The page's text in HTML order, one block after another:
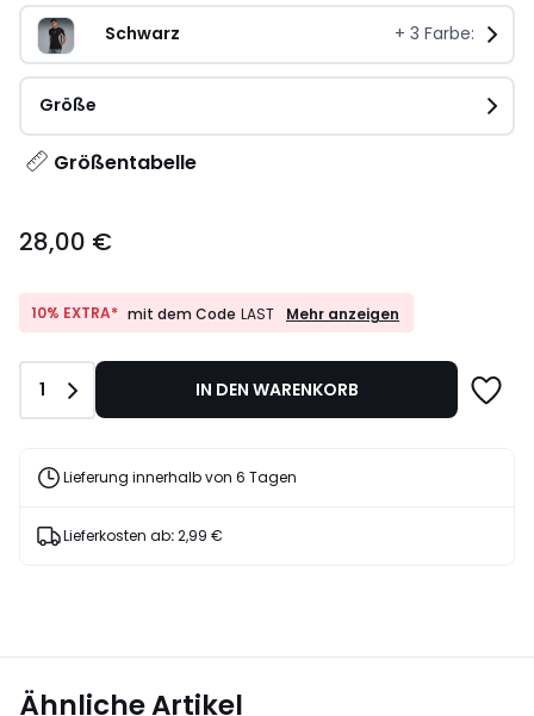
Schwarz + 3 Farbe:
Größe
Größentabelle
€.
28,00 €
10% EXTRA* mit dem Code LAST
10%
Code
LAST
Mehr anzeigen
Anzahl
1 IN DEN WARENKORB
Lieferung innerhalb von 6 Tagen
Lieferkosten ab:2,99 €
Ähnliche Artikel